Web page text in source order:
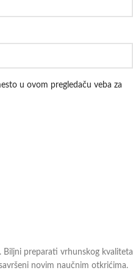
u ovom pregledaču veba za
Biljni preparati vrhunskog kvaliteta
novim naučnim otkrićima.